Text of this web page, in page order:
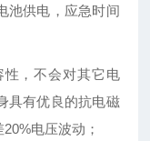
池供电，应急时间
性，不会对其它电
具有优良的抗电磁
电压波动；